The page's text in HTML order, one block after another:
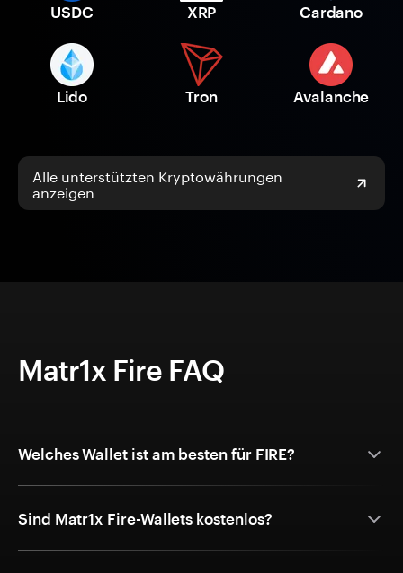
USDC XRP Cardano
Lido Tron Avalanche
Alle unterstützten Kryptowährungen
anzeigen
Matr1x Fire FAQ
Welches Wallet ist am besten für FIRE?
Sind Matr1x Fire-Wallets kostenlos?